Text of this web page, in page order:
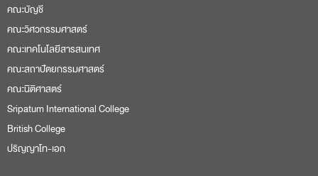
คณะบัญชี
คณะวิศวกรรมศาสตร์
คณะเทคโนโลยีสารสนเทศ
คณะสถาปัตยกรรมศาสตร์
คณะนิติศาสตร์
Sripatum International College
British College
ปริญญาโท-เอก